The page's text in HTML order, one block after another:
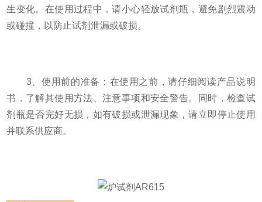
生变化。在使用过程中，请小心轻放试剂瓶，避免剧烈震动
或碰撞，以防止试剂泄漏或破损。
3、使用前的准备：在使用之前，请仔细阅读产品说明
书，了解其使用方法、注意事项和安全警告。同时，检查试
剂瓶是否完好无损，如有破损或泄漏现象，请立即停止使用
并联系供应商。